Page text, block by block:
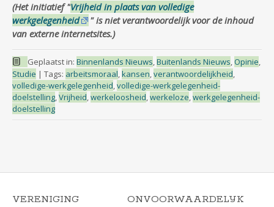
(Het initiatief "Vrijheid in plaats van volledige
werkgelegenheid
" is niet verantwoordelijk voor de inhoud
van externe internetsites.)
Geplaatst in: Binnenlands Nieuws,Buitenlands Nieuws, Opinie,
Studie | Tags: arbeitsmoraal,kansen,verantwoordelijkheid,
volledige-werkgelegenheid,volledige-werkgelegenheid-
doelstelling,Vrijheid,werkeloosheid,werkeloze,werkgelegenheid-
doelstelling
VERENIGING
ONVOORWAARDELIJK